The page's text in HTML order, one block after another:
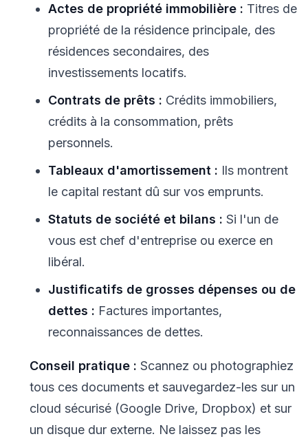
Actes de propriété immobilière : Titres de
propriété de la résidence principale, des
résidences secondaires, des
investissements locatifs.
Contrats de prêts : Crédits immobiliers,
crédits à la consommation, prêts
personnels.
Tableaux d'amortissement : Ils montrent
le capital restant dû sur vos emprunts.
Statuts de société et bilans : Si l'un de
vous est chef d'entreprise ou exerce en
libéral.
Justificatifs de grosses dépenses ou de
dettes : Factures importantes,
reconnaissances de dettes.
Conseil pratique : Scannez ou photographiez
tous ces documents et sauvegardez-les sur un
cloud sécurisé (Google Drive, Dropbox) et sur
un disque dur externe. Ne laissez pas les